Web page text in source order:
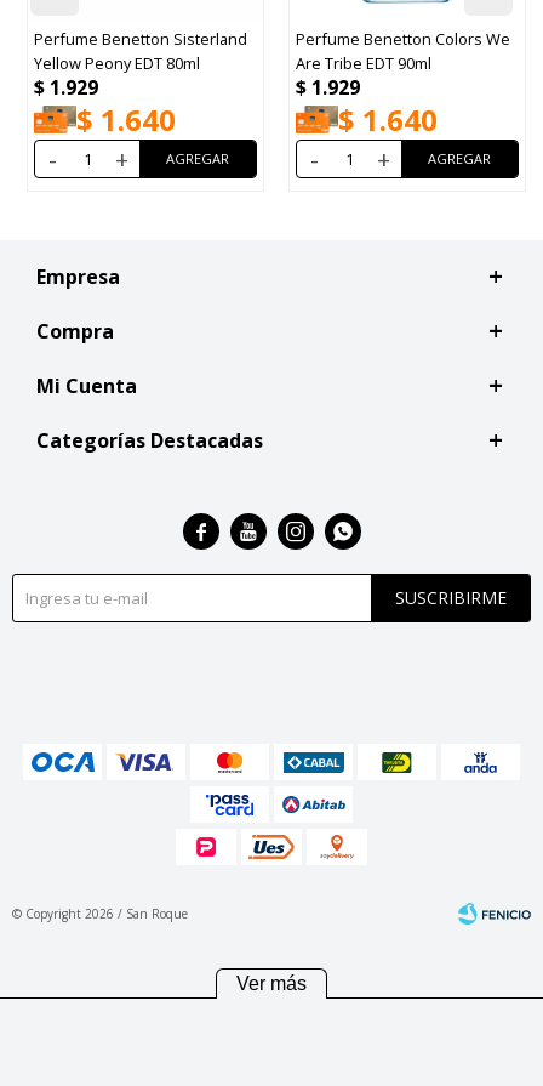
Perfume Benetton Sisterland
Yellow Peony EDT 80ml
$ 1.929
$ 1.640
- +
Perfume Benetton Colors We
Are Tribe EDT 90ml
$ 1.929
$ 1.640
- +
Empresa
Compra
Mi Cuenta
Categorías Destacadas
SUSCRIBIRME
   
© Copyright 2026 / San Roque
Ver más